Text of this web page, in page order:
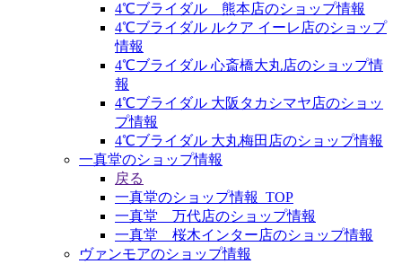
4℃ブライダル 熊本店のショップ情報
4℃ブライダル ルクア イーレ店のショップ
情報
4℃ブライダル 心斎橋大丸店のショップ情
報
4℃ブライダル 大阪タカシマヤ店のショッ
プ情報
4℃ブライダル 大丸梅田店のショップ情報
一真堂のショップ情報
戻る
一真堂のショップ情報_TOP
一真堂 万代店のショップ情報
一真堂 桜木インター店のショップ情報
ヴァンモアのショップ情報